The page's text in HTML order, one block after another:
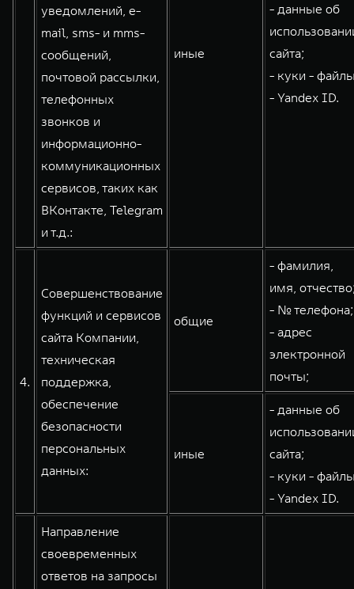
уведомлений, e-
mail, sms- и mms-
сообщений,
почтовой рассылки,
телефонных
звонков и
информационно-
коммуникационных
сервисов, таких как
ВКонтакте, Telegram
и т.д.:
иные
- данные об
сайта;
- куки -
- Yandex ID.
4.
Совершенствование
функций и сервисов
сайта Компании,
техническая
поддержка,
обеспечение
безопасности
персональных
данных:
общие
- фамилия,
имя,
- № телефона;
- адрес
электронной
почты;
иные
- данные об
сайта;
- куки -
- Yandex ID.
Направление
своевременных
ответов на запросы